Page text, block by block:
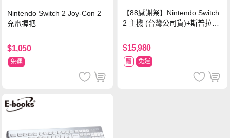
Nintendo Switch 2 Joy-Con 2
充電握把
$1,050
免運
【88感謝祭】Nintendo Switch
2 主機 (台灣公司貨)+斯普拉遁
$15,980
贈 免運